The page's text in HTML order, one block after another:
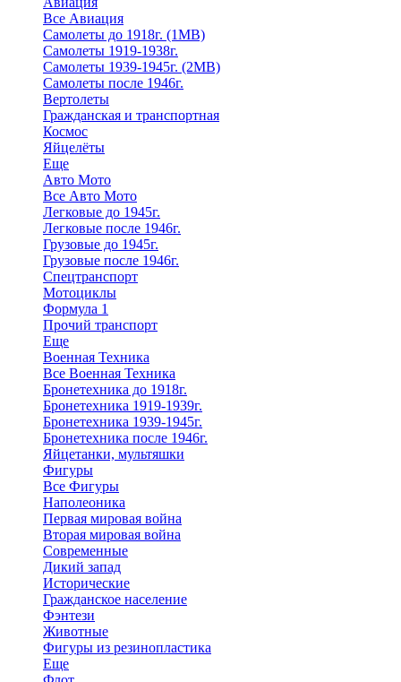
Все Авиация
Самолеты до 1918г. (1МВ)
Самолеты 1919-1938г.
Самолеты 1939-1945г. (2МВ)
Самолеты после 1946г.
Вертолеты
Гражданская и транспортная
Космос
Яйцелёты
Еще
Авто Мото
Все Авто Мото
Легковые до 1945г.
Легковые после 1946г.
Грузовые до 1945г.
Грузовые после 1946г.
Спецтранспорт
Мотоциклы
Формула 1
Прочий транспорт
Еще
Военная Техника
Все Военная Техника
Бронетехника до 1918г.
Бронетехника 1919-1939г.
Бронетехника 1939-1945г.
Бронетехника после 1946г.
Яйцетанки, мультяшки
Фигуры
Все Фигуры
Наполеоника
Первая мировая война
Вторая мировая война
Современные
Дикий запад
Исторические
Гражданское население
Фэнтези
Животные
Фигуры из резинопластика
Еще